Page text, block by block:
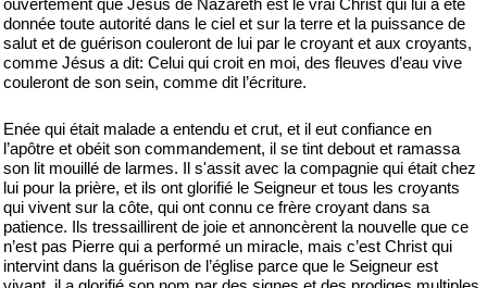
ouvertement que Jésus de Nazareth est le vrai Christ qui lui a été
donnée toute autorité dans le ciel et sur la terre et la puissance de
salut et de guérison couleront de lui par le croyant et aux croyants,
comme Jésus a dit: Celui qui croit en moi, des fleuves d’eau vive
couleront de son sein, comme dit l’écriture.
Enée qui était malade a entendu et crut, et il eut confiance en
l’apôtre et obéit son commandement, il se tint debout et ramassa
son lit mouillé de larmes. Il s'assit avec la compagnie qui était chez
lui pour la prière, et ils ont glorifié le Seigneur et tous les croyants
qui vivent sur la côte, qui ont connu ce frère croyant dans sa
patience. Ils tressaillirent de joie et annoncèrent la nouvelle que ce
n’est pas Pierre qui a performé un miracle, mais c’est Christ qui
intervint dans la guérison de l’église parce que le Seigneur est